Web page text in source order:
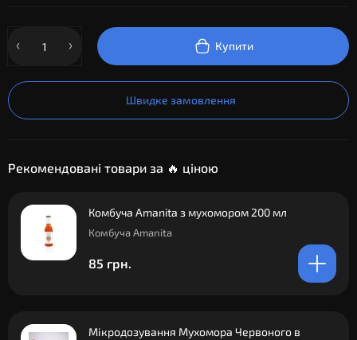
Купити
Швидке замовлення
Рекомендовані товари за 🔥 ціною
Комбуча Amanita з мухомором 200 мл
Комбуча Amanita
85 грн.
Мікродозування Мухомора Червоного в